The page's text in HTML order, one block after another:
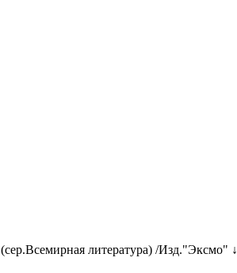
литература) /Изд."Эксмо" ↓